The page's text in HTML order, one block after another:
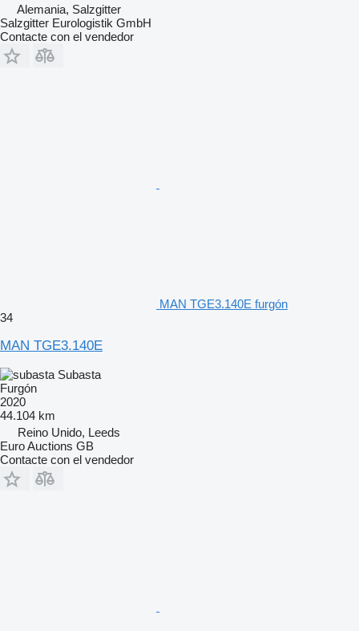
Alemania, Salzgitter
Salzgitter Eurologistik GmbH
Contacte con el vendedor
MAN TGE3.140E furgón
34
MAN TGE3.140E
Subasta
Furgón
2020
44.104 km
Reino Unido, Leeds
Euro Auctions GB
Contacte con el vendedor